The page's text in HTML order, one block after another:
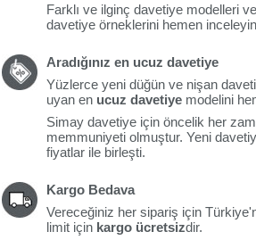
Farklı ve ilginç davetiye modelleri
davetiye örneklerini hemen
Aradığınız en ucuz davetiye
Yüzlerce yeni düğün ve nişan
uyan en ucuz davetiye modelini
Simay davetiye için öncelik her
memmuniyeti olmuştur. Yeni
fiyatlar ile birleşti.
Kargo Bedava
Vereceğiniz her sipariş için
limit için kargo ücretsizdir.